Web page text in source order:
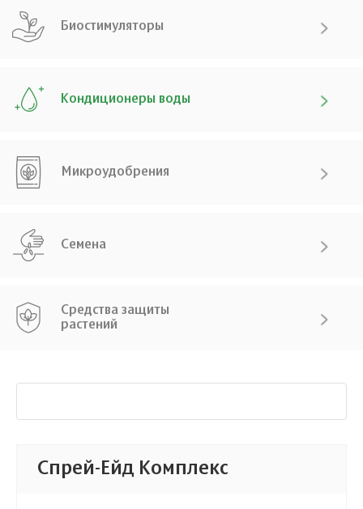
Биостимуляторы
Кондиционеры воды
Микроудобрения
Семена
Средства защиты
растений
Спрей-Ейд Комплекс